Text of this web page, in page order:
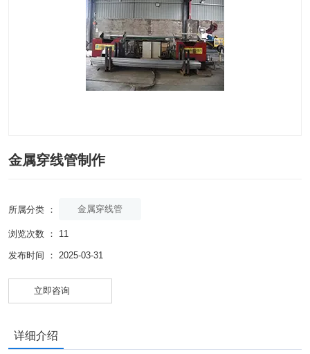
金属穿线管制作
所属分类 ： 金属穿线管
浏览次数 ： 11
发布时间 ： 2025-03-31
立即咨询
详细介绍